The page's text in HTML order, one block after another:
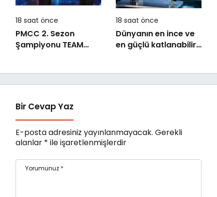
18 saat önce
PMCC 2. Sezon
Şampiyonu TEAM
18 saat önce
Dünyanın en ince ve
en güçlü katlanabilir
Bir Cevap Yaz
E-posta adresiniz yayınlanmayacak. Gerekli
alanlar * ile işaretlenmişlerdir
Yorumunuz *